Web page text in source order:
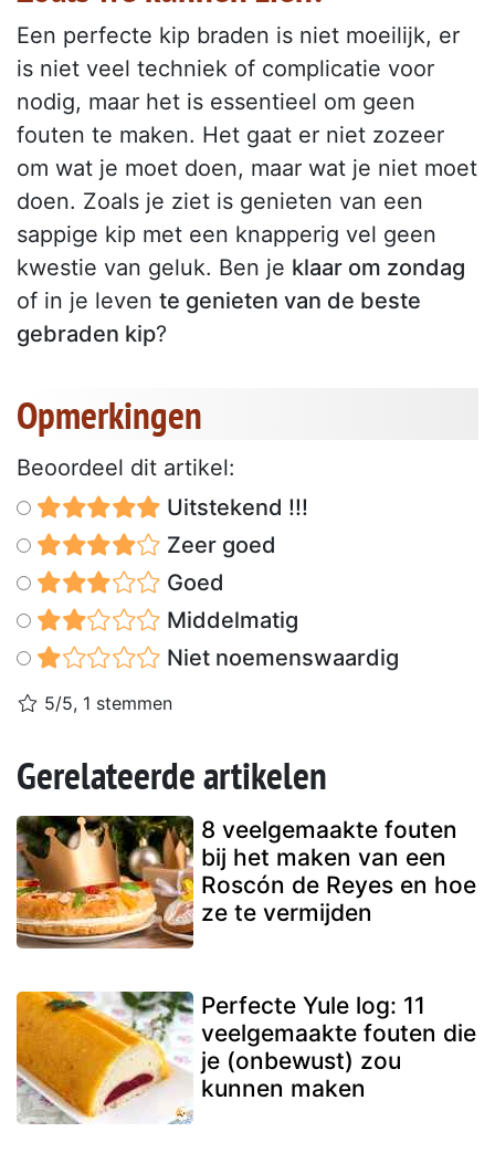
Een perfecte kip braden is niet moeilijk, er
is niet veel techniek of complicatie voor
nodig, maar het is essentieel om geen
fouten te maken. Het gaat er niet zozeer
om wat je moet doen, maar wat je niet moet
doen. Zoals je ziet is genieten van een
sappige kip met een knapperig vel geen
kwestie van geluk. Ben je klaar om zondag
of in je leven te genieten van de beste
gebraden kip?
Opmerkingen
Beoordeel dit artikel:
Uitstekend !!!
Zeer goed
Goed
Middelmatig
Niet noemenswaardig
5/5, 1 stemmen
Gerelateerde artikelen
8 veelgemaakte fouten
bij het maken van een
Roscón de Reyes en hoe
ze te vermijden
Perfecte Yule log: 11
veelgemaakte fouten die
je (onbewust) zou
kunnen maken